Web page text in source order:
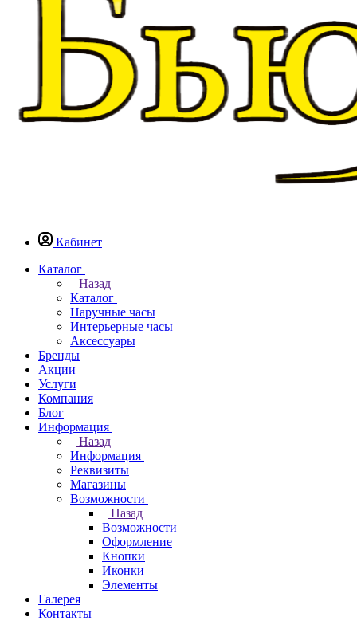
Кабинет
Каталог
Назад
Каталог
Наручные часы
Интерьерные часы
Аксессуары
Бренды
Акции
Услуги
Компания
Блог
Информация
Назад
Информация
Реквизиты
Магазины
Возможности
Назад
Возможности
Оформление
Кнопки
Иконки
Элементы
Галерея
Контакты